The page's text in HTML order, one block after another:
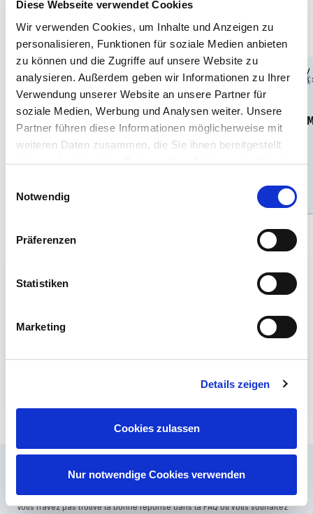
Diese Webseite verwendet Cookies
Wir verwenden Cookies, um Inhalte und Anzeigen zu
personalisieren, Funktionen für soziale Medien anbieten
zu können und die Zugriffe auf unsere Website zu
analysieren. Außerdem geben wir Informationen zu Ihrer
Verwendung unserer Website an unsere Partner für
soziale Medien, Werbung und Analysen weiter. Unsere
Partner führen diese Informationen möglicherweise mit
weiteren Daten zusammen, die Sie ihnen bereitgestellt
haben oder die sie im Rahmen Ihrer Nutzung der Dienste
Notwendig
Präferenzen
Statistiken
Marketing
Details zeigen
Cookies zulassen
Nur notwendige Cookies verwenden
1:24 12
Art. Nr 056639090
Coffret James Bond "Citroën
2 CV"
Prix
l'offre
€41,99
Prix
€51,49
Ajouter
1:24 10
Coffret James Bond «
»
Prix
€40,99
Prix
€49,99
Vos actualités en matière de modélisme
directement dans votre boîte de réception
– plus 10 € de réduction en cadeau de
S'INSCRIRE MAINTENANT
Questions fréquemment posées
Vous n'avez pas trouvé la bonne réponse dans la FAQ ou vous souhaitez